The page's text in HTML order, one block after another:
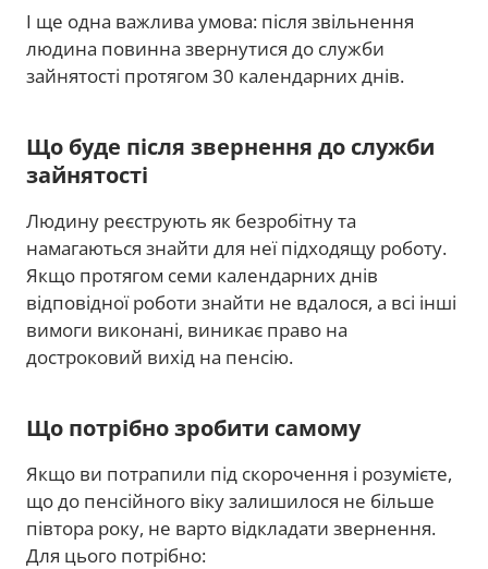
І ще одна важлива умова: після звільнення
людина повинна звернутися до служби
зайнятості протягом 30 календарних днів.
Що буде після звернення до служби
зайнятості
Людину реєструють як безробітну та
намагаються знайти для неї підходящу роботу.
Якщо протягом семи календарних днів
відповідної роботи знайти не вдалося, а всі інші
вимоги виконані, виникає право на
достроковий вихід на пенсію.
Що потрібно зробити самому
Якщо ви потрапили під скорочення і розумієте,
що до пенсійного віку залишилося не більше
півтора року, не варто відкладати звернення.
Для цього потрібно: